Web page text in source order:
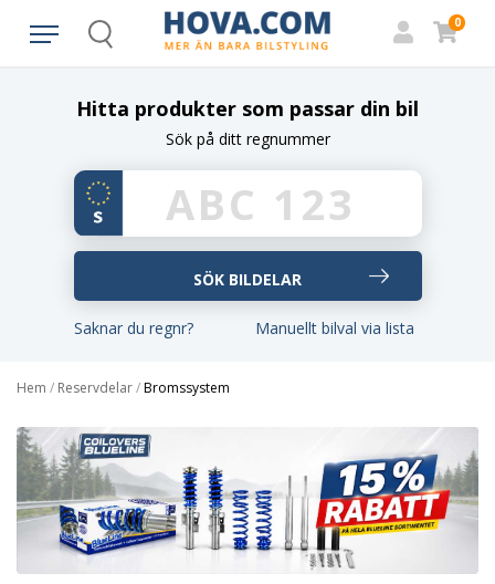
Search
0
Hitta produkter som passar din bil
Sök på ditt regnummer
Saknar du regnr? Manuellt bilval via lista
Hem / Reservdelar/Bromssystem